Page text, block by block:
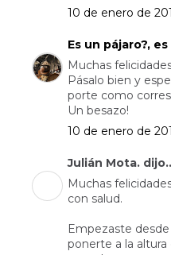
10 de enero de
Es un pájaro?,
Muchas
Pásalo bien y
porte como
Un besazo!
10 de enero de
Julián Mota.
Muchas
con salud.
Empezaste
ponerte a la